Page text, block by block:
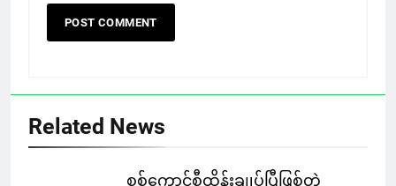
Related News
စစ်ကောင်စီထိန်းချုပ်ပြီဖြစ်တဲ့